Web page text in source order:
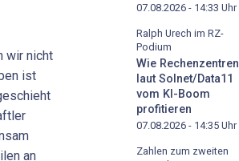
wir nicht
ist
an
07.08.2026 - 14:33 Uhr
Ralph Urech im RZ-
Podium
Wie Rechenzentren
laut Solnet/Data11
vom KI-Boom
profitieren
07.08.2026 - 14:35 Uhr
Zahlen zum zweiten